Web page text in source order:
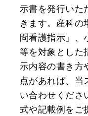
示書を発行いた
きます。産科の
問看護指示」、
等を対象とした
示内容の書き方
点があれば、当
い合わせくださ
式や記載例をご